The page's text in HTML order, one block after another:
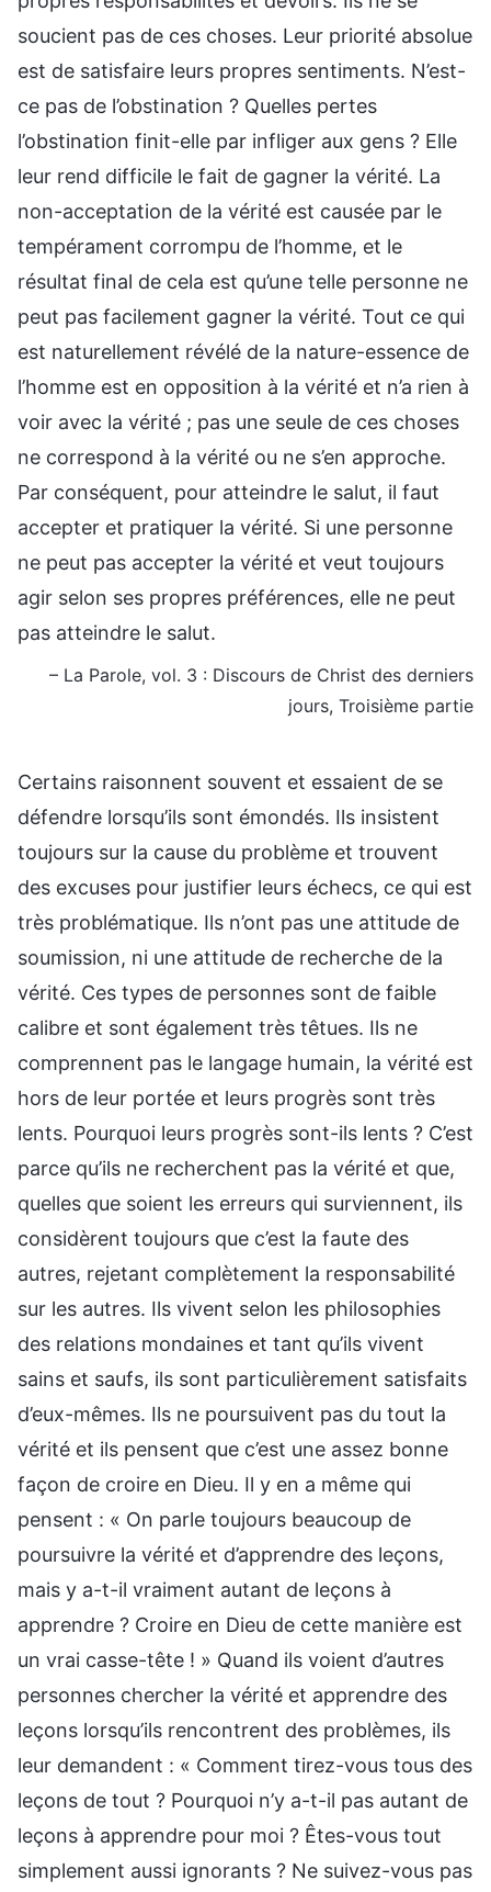
soucient pas de ces choses. Leur priorité absolue
est de satisfaire leurs propres sentiments. N’est-
ce pas de l’obstination ? Quelles pertes
l’obstination finit-elle par infliger aux gens ? Elle
leur rend difficile le fait de gagner la vérité. La
non-acceptation de la vérité est causée par le
tempérament corrompu de l’homme, et le
résultat final de cela est qu’une telle personne ne
peut pas facilement gagner la vérité. Tout ce qui
est naturellement révélé de la nature-essence de
l’homme est en opposition à la vérité et n’a rien à
voir avec la vérité ; pas une seule de ces choses
ne correspond à la vérité ou ne s’en approche.
Par conséquent, pour atteindre le salut, il faut
accepter et pratiquer la vérité. Si une personne
ne peut pas accepter la vérité et veut toujours
agir selon ses propres préférences, elle ne peut
pas atteindre le salut.
– La Parole, vol. 3 : Discours de Christ des derniers
jours, Troisième partie
Certains raisonnent souvent et essaient de se
défendre lorsqu’ils sont émondés. Ils insistent
toujours sur la cause du problème et trouvent
des excuses pour justifier leurs échecs, ce qui est
très problématique. Ils n’ont pas une attitude de
soumission, ni une attitude de recherche de la
vérité. Ces types de personnes sont de faible
calibre et sont également très têtues. Ils ne
comprennent pas le langage humain, la vérité est
hors de leur portée et leurs progrès sont très
lents. Pourquoi leurs progrès sont-ils lents ? C’est
parce qu’ils ne recherchent pas la vérité et que,
quelles que soient les erreurs qui surviennent, ils
considèrent toujours que c’est la faute des
autres, rejetant complètement la responsabilité
sur les autres. Ils vivent selon les philosophies
des relations mondaines et tant qu’ils vivent
sains et saufs, ils sont particulièrement satisfaits
d’eux-mêmes. Ils ne poursuivent pas du tout la
vérité et ils pensent que c’est une assez bonne
façon de croire en Dieu. Il y en a même qui
pensent : « On parle toujours beaucoup de
poursuivre la vérité et d’apprendre des leçons,
mais y a-t-il vraiment autant de leçons à
apprendre ? Croire en Dieu de cette manière est
un vrai casse-tête ! » Quand ils voient d’autres
personnes chercher la vérité et apprendre des
leçons lorsqu’ils rencontrent des problèmes, ils
leur demandent : « Comment tirez-vous tous des
leçons de tout ? Pourquoi n’y a-t-il pas autant de
leçons à apprendre pour moi ? Êtes-vous tout
simplement aussi ignorants ? Ne suivez-vous pas